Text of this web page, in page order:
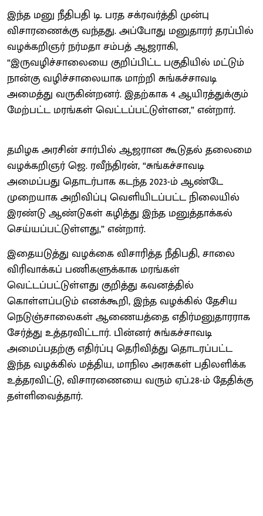
இந்த மனு நீதிபதி டி. பரத சக்ரவர்த்தி முன்பு
விசாரணைக்கு வந்தது. அப்போது மனுதாரர் தரப்பில்
வழக்கறிஞர் நர்மதா சம்பத் ஆஜராகி,
“இருவழிச்சாலையை குறிப்பிட்ட பகுதியில் மட்டும்
நான்கு வழிச்சாலையாக மாற்றி சுங்கச்சாவடி
அமைத்து வருகின்றனர். இதற்காக 4 ஆயிரத்துக்கும்
மேற்பட்ட மரங்கள் வெட்டப்பட்டுள்ளன,” என்றார்.
தமிழக அரசின் சார்பில் ஆஜரான கூடுதல் தலைமை
வழக்கறிஞர் ஜெ. ரவீந்திரன், “சுங்கச்சாவடி
அமைப்பது தொடர்பாக கடந்த 2023-ம் ஆண்டே
முறையாக அறிவிப்பு வெளியிடப்பட்ட நிலையில்
இரண்டு ஆண்டுகள் கழித்து இந்த மனுத்தாக்கல்
செய்யப்பட்டுள்ளது,” என்றார்.
இதையடுத்து வழக்கை விசாரித்த நீதிபதி, சாலை
விரிவாக்கப் பணிகளுக்காக மரங்கள்
வெட்டப்பட்டுள்ளது குறித்து கவனத்தில்
கொள்ளப்படும் எனக்கூறி, இந்த வழக்கில் தேசிய
நெடுஞ்சாலைகள் ஆணையத்தை எதிர்மனுதாரராக
சேர்த்து உத்தரவிட்டார். பின்னர் சுங்கச்சாவடி
அமைப்பதற்கு எதிர்ப்பு தெரிவித்து தொடரப்பட்ட
இந்த வழக்கில் மத்திய, மாநில அரசுகள் பதிலளிக்க
உத்தரவிட்டு, விசாரணையை வரும் ஏப்.28-ம் தேதிக்கு
தள்ளிவைத்தார்.